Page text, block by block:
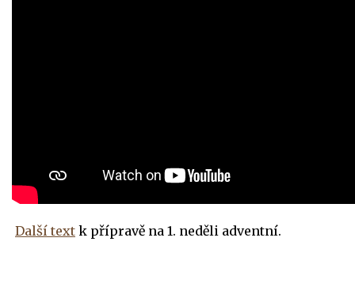
Další text k přípravě na 1. neděli adventní.